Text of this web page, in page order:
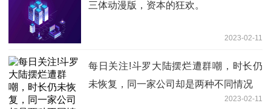
三体动漫版，资本的狂欢。
2023-02-11
每日关注!斗罗大陆摆烂遭群嘲，时长仍
未恢复，同一家公司却是两种不同情况
2023-02-11